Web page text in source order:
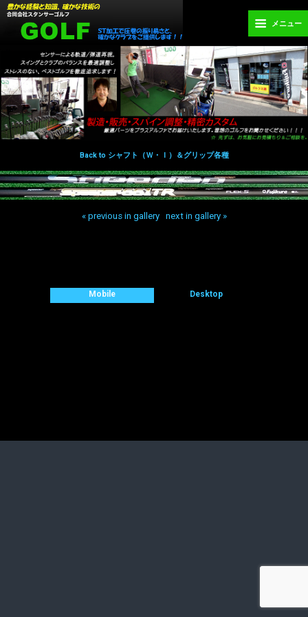
メニュー
Back to シャフト（Ｗ・Ｉ）＆グリップ各種
« previous in gallery next in gallery »
Mobile Desktop